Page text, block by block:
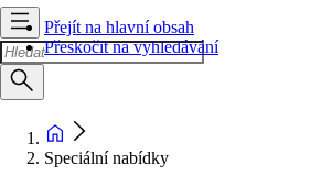
Přejít na hlavní obsah
Přeskočit na vyhledávání
Speciální nabídky